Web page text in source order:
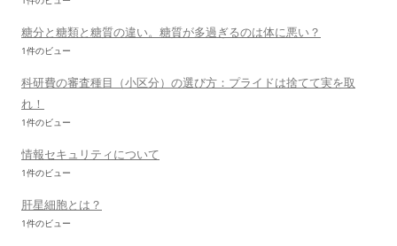
糖分と糖類と糖質の違い。糖質が多過ぎるのは体に悪い？
1件のビュー
科研費の審査種目（小区分）の選び方：プライドは捨てて実を取
れ！
1件のビュー
情報セキュリティについて
1件のビュー
肝星細胞とは？
1件のビュー